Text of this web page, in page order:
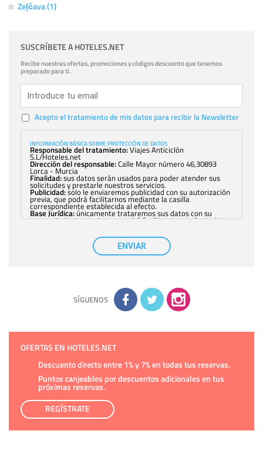
Zeļčava (1)
SUSCRÍBETE A HOTELES.NET
Recibe nuestras ofertas, promociones y códigos descuento que tenemos
preparado para ti.
Acepto el tratamiento de mis datos para recibir la Newsletter
INFORMACIÓN BÁSICA SOBRE PROTECCIÓN DE DATOS
Responsable del tratamiento:Viajes Anticiclón
S.L/Hoteles.net
Dirección del responsable:Calle Mayor número 46,30893
Lorca - Murcia
Finalidad:sus datos serán usados para poder atender sus
solicitudes y prestarle nuestros servicios.
Publicidad:solo le enviaremos publicidad con su autorización
previa, que podrá facilitarnos mediante la casilla
correspondiente establecida al efecto.
Base Jurídica:únicamente trataremos sus datos con su
consentimiento previo, que podrá facilitarnos mediante la
con carácter general, sólo el personal de
nuestra entidad que esté debidamente autorizado podrá
tener conocimiento de la información que le pedimos. No se
comunicarán datos a terceros.
adicional y detallada sobre cómo tratamos sus datos en la
política de privacidad
ENVIAR
SÍGUENOS
OFERTAS EN HOTELES.NET
Descuento directo entre 1% y 7% en todas tus reservas.
Puntos canjeables por descuentos adicionales en tus
próximas reservas.
REGÍSTRATE